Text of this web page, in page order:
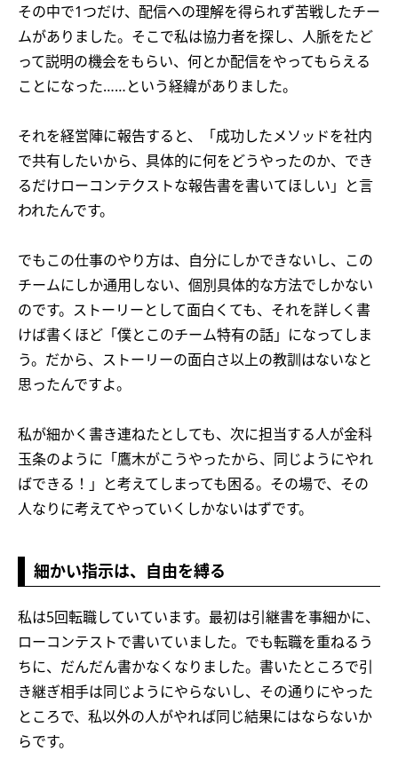
その中で1つだけ、配信への理解を得られず苦戦したチー
ムがありました。そこで私は協力者を探し、人脈をたど
って説明の機会をもらい、何とか配信をやってもらえる
ことになった……という経緯がありました。
それを経営陣に報告すると、「成功したメソッドを社内
で共有したいから、具体的に何をどうやったのか、でき
るだけローコンテクストな報告書を書いてほしい」と言
われたんです。
でもこの仕事のやり方は、自分にしかできないし、この
チームにしか通用しない、個別具体的な方法でしかない
のです。ストーリーとして面白くても、それを詳しく書
けば書くほど「僕とこのチーム特有の話」になってしま
う。だから、ストーリーの面白さ以上の教訓はないなと
思ったんですよ。
私が細かく書き連ねたとしても、次に担当する人が金科
玉条のように「鷹木がこうやったから、同じようにやれ
ばできる！」と考えてしまっても困る。その場で、その
人なりに考えてやっていくしかないはずです。
細かい指示は、自由を縛る
私は5回転職していています。最初は引継書を事細かに、
ローコンテストで書いていました。でも転職を重ねるう
ちに、だんだん書かなくなりました。書いたところで引
き継ぎ相手は同じようにやらないし、その通りにやった
ところで、私以外の人がやれば同じ結果にはならないか
らです。